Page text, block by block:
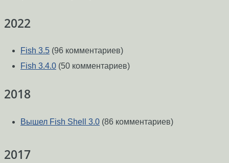
2022
Fish 3.5 (96 комментариев)
Fish 3.4.0 (50 комментариев)
2018
Вышел Fish Shell 3.0 (86 комментариев)
2017